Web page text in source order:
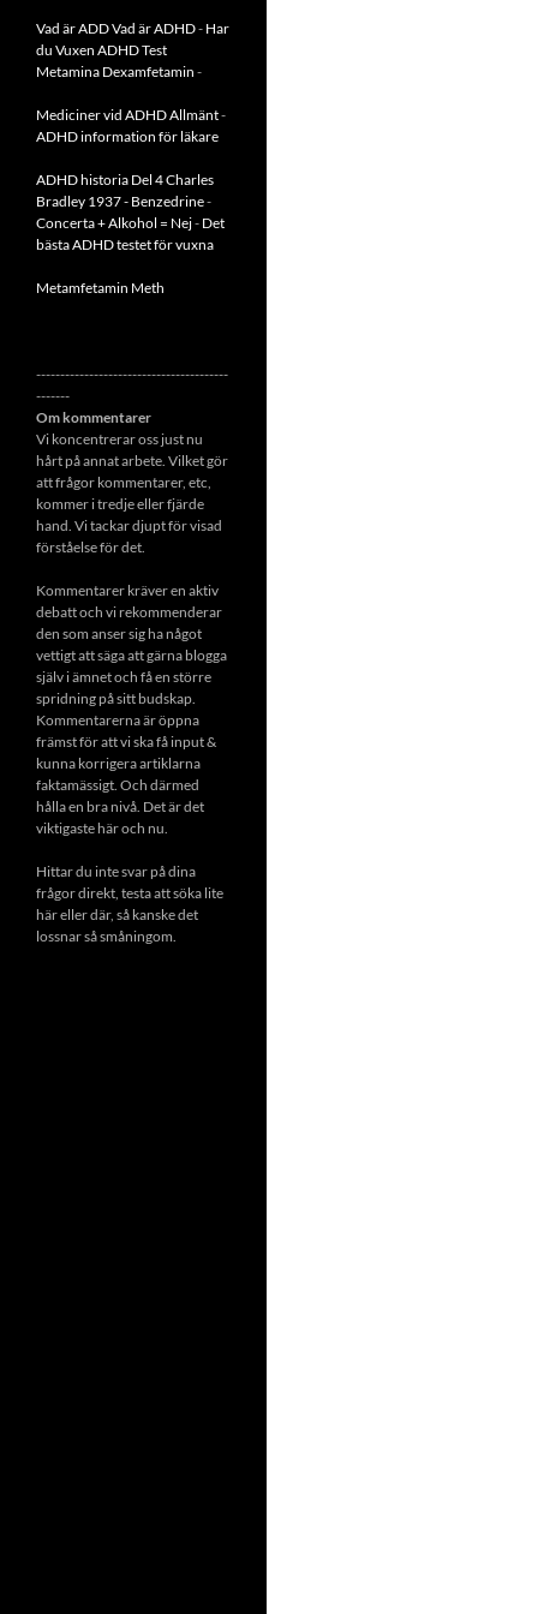
Vad är ADDVad är ADHD- Har
du Vuxen ADHD Test
Metamina Dexamfetamin -
Mediciner vid ADHD Allmänt-
ADHD information för läkare
ADHD historia Del 4 Charles
Bradley 1937 - Benzedrine-
Concerta + Alkohol = Nej- Det
bästa ADHD testet för vuxna
Metamfetamin Meth
----------------------------------------
-------
Om kommentarer
Vi koncentrerar oss just nu
hårt på annat arbete. Vilket gör
att frågor kommentarer, etc,
kommer i tredje eller fjärde
hand. Vi tackar djupt för visad
förståelse för det.
Kommentarer kräver en aktiv
debatt och vi rekommenderar
den som anser sig ha något
vettigt att säga att gärna blogga
själv i ämnet och få en större
spridning på sitt budskap.
Kommentarerna är öppna
främst för att vi ska få input &
kunna korrigera artiklarna
faktamässigt. Och därmed
hålla en bra nivå. Det är det
viktigaste här och nu.
Hittar du inte svar på dina
frågor direkt, testa att söka lite
här eller där, så kanske det
lossnar så småningom.